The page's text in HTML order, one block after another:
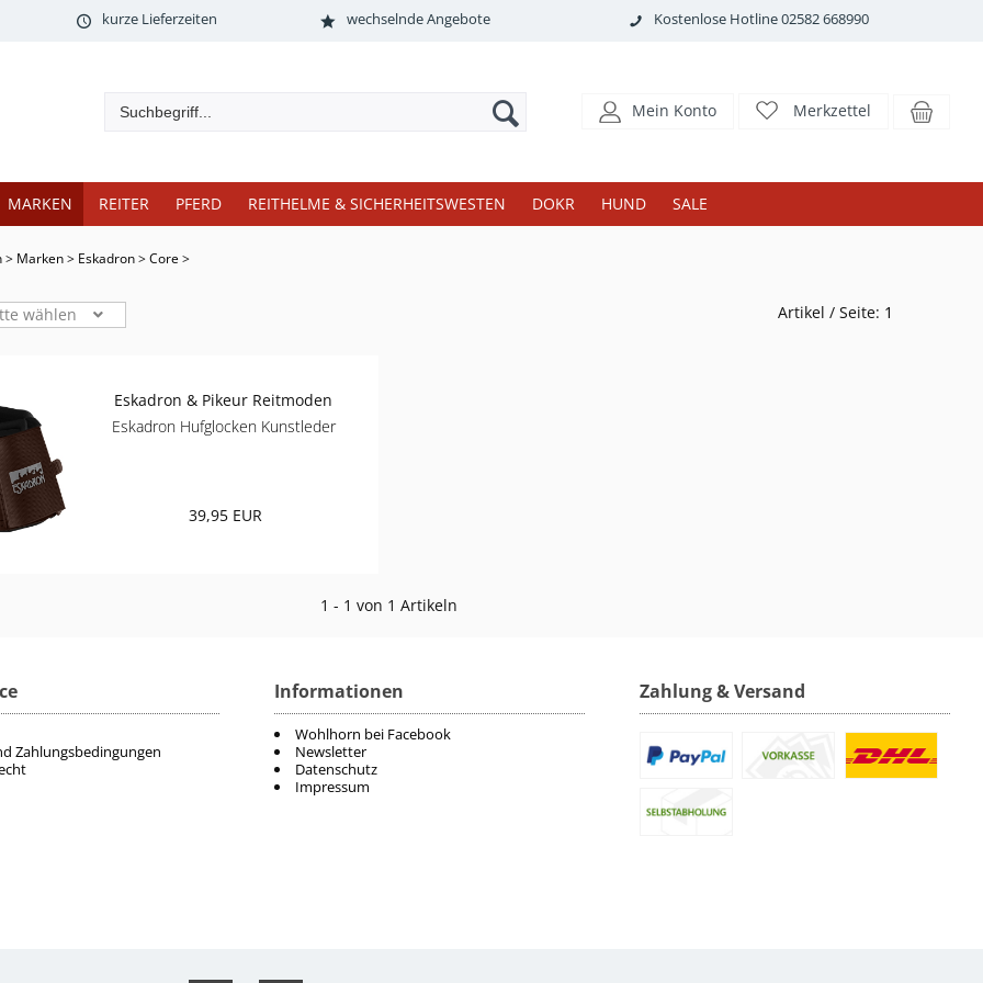
kurze Lieferzeiten wechselnde Angebote Kostenlose Hotline 02582 668990
Mein Konto Merkzettel
MARKEN REITER PFERD REITHELME & SICHERHEITSWESTEN DOKR HUND SALE
> Marken> Eskadron>Core>
wählen Artikel / Seite: 1
Eskadron & Pikeur Reitmoden
Eskadron Hufglocken Kunstleder
39,95 EUR
1 - 1 von 1 Artikeln
Zahlungsbedingungen
Informationen
Wohlhorn bei Facebook
Newsletter
Datenschutz
Impressum
Zahlung & Versand